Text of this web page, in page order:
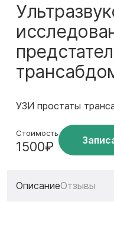
УЗИ простаты
Стоимость
1500₽
ОписаниеОтзывы